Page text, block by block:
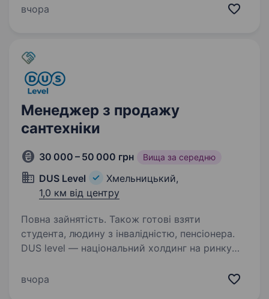
та електрики, ексклюзивну дистрибуцію,
це люди, які роблять…
вчора
Менеджер з продажу
сантехніки
30 000 – 50 000 грн Вища за середню
DUS Level
Хмельницький,
1,0 км від центру
Повна зайнятість. Також готові взяти
студента, людину з інвалідністю, пенсіонера.
DUS level — національний холдинг на ринку
Маємо декілька напрямків роботи, одним із
вчора